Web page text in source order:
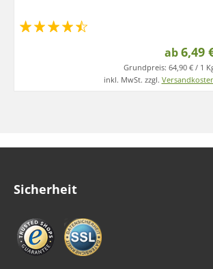
ab6,49
Grundpreis: 64,90 € / 1
inkl. MwSt. zzgl.
Sicherheit